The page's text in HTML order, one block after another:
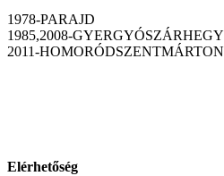
1978-PARAJD
1985,2008-GYERGYÓSZÁRHEGY
2011-HOMORÓDSZENTMÁRTON
Elérhetőség